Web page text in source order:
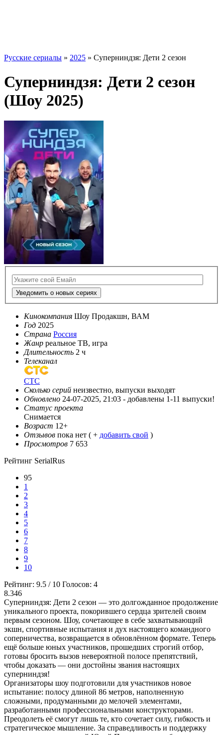
Русские сериалы » 2025 » Суперниндзя: Дети 2 сезон
Суперниндзя: Дети 2 сезон
(Шоу 2025)
Уведомить о новых сериях
Кинокомпания Шоу Продакшн, ВАМ
Год 2025
Страна Россия
Жанр реальное ТВ, игра
Длительность 2 ч
Телеканал
СТС
Сколько серий неизвестно, выпуски выходят
Обновлено 24-07-2025, 21:03 - добавлены 1-11 выпуски!
Статус проекта
Снимается
Возраст 12+
Отзывов пока нет ( + добавить свой )
Просмотров 7 653
Рейтинг SerialRus
95
1
2
3
4
5
6
7
8
9
10
Рейтинг: 9.5 / 10 Голосов: 4
8.346
Суперниндзя: Дети 2 сезон — это долгожданное продолжение
уникального проекта, покорившего сердца зрителей своим
первым сезоном. Шоу, сочетающее в себе захватывающий
экшн, спортивные испытания и дух настоящего командного
соперничества, возвращается в обновлённом формате. Теперь
ещё больше юных участников, прошедших строгий отбор,
готовы бросить вызов невероятной полосе препятствий,
чтобы доказать — они достойны звания настоящих
суперниндзя!
Организаторы шоу подготовили для участников новое
испытание: полосу длиной 86 метров, наполненную
сложными, продуманными до мелочей элементами,
разработанными профессиональными конструкторами.
Преодолеть её смогут лишь те, кто сочетает силу, гибкость и
стратегическое мышление. За справедливость и поддержку